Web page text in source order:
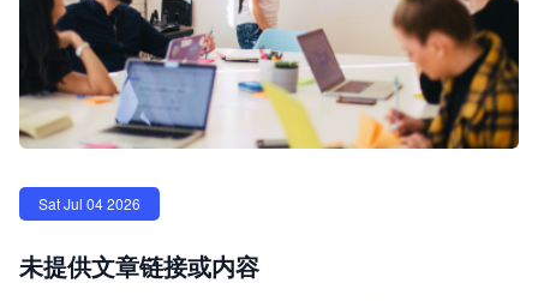
Sat Jul 04 2026
未提供文章链接或内容